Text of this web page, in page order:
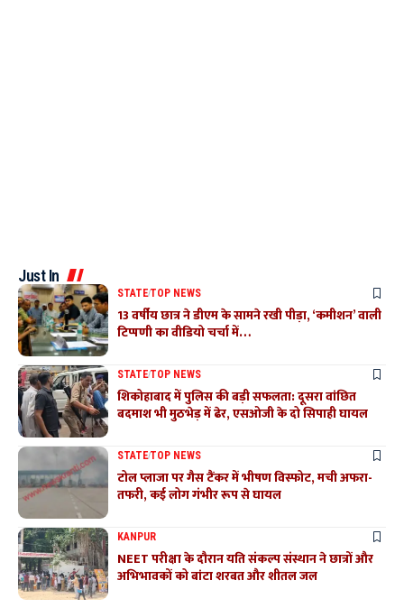
Just In
STATETOP NEWS
13 वर्षीय छात्र ने डीएम के सामने रखी पीड़ा, ‘कमीशन’ वाली
टिप्पणी का वीडियो चर्चा में…
STATETOP NEWS
शिकोहाबाद में पुलिस की बड़ी सफलता: दूसरा वांछित
बदमाश भी मुठभेड़ में ढेर, एसओजी के दो सिपाही घायल
STATETOP NEWS
टोल प्लाजा पर गैस टैंकर में भीषण विस्फोट, मची अफरा-
तफरी, कई लोग गंभीर रूप से घायल
KANPUR
NEET परीक्षा के दौरान यति संकल्प संस्थान ने छात्रों और
अभिभावकों को बांटा शरबत और शीतल जल